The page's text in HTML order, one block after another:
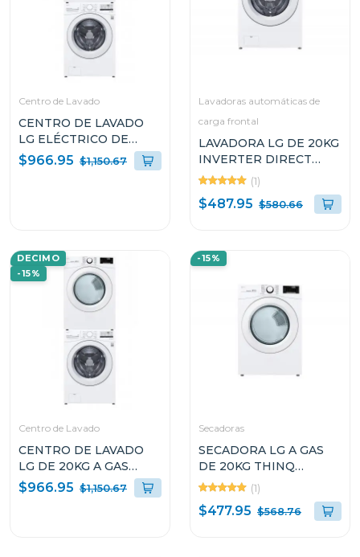
Centro de Lavado
CENTRO DE LAVADO
LG ELÉCTRICO DE
20KG WM20/DF20
$966.95 $1,150.67
Lavadoras automáticas de
carga frontal
LAVADORA LG DE 20KG
INVERTER DIRECT
DRIVE THINQ
WM20WV26W
(1)
$487.95 $580.66
DECIMO
-15%
Centro de Lavado
CENTRO DE LAVADO
LG DE 20KG A GAS
COLOR BLANCO
WM20/DF20
$966.95 $1,150.67
-15%
Secadoras
SECADORA LG A GAS
DE 20KG THINQ
DF20WV2W SMART
DIAGNOSIS
(1)
$477.95 $568.76